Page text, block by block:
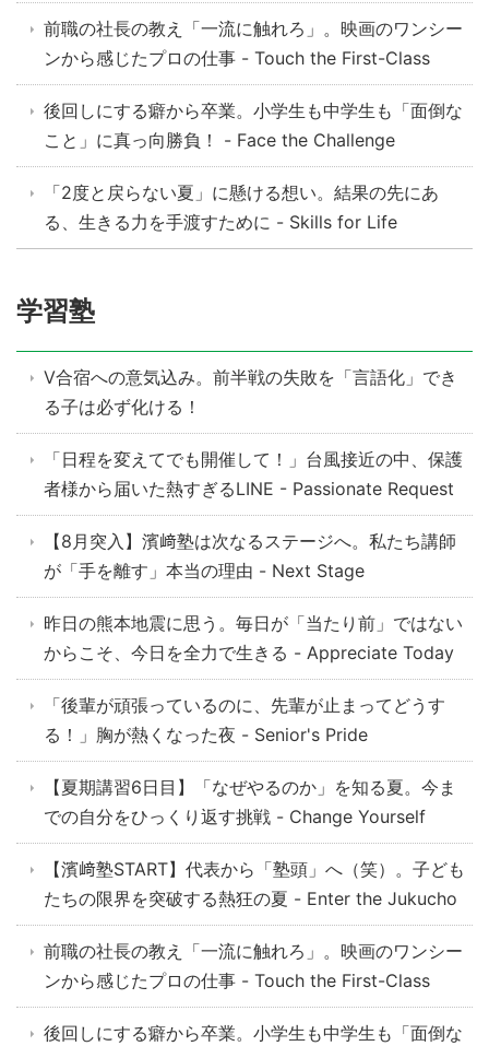
前職の社長の教え「一流に触れろ」。映画のワンシー
ンから感じたプロの仕事 - Touch the First-Class
後回しにする癖から卒業。小学生も中学生も「面倒な
こと」に真っ向勝負！ - Face the Challenge
「2度と戻らない夏」に懸ける想い。結果の先にあ
る、生きる力を手渡すために - Skills for Life
学習塾
V合宿への意気込み。前半戦の失敗を「言語化」でき
る子は必ず化ける！
「日程を変えてでも開催して！」台風接近の中、保護
者様から届いた熱すぎるLINE - Passionate Request
【8月突入】濱﨑塾は次なるステージへ。私たち講師
が「手を離す」本当の理由 - Next Stage
昨日の熊本地震に思う。毎日が「当たり前」ではない
からこそ、今日を全力で生きる - Appreciate Today
「後輩が頑張っているのに、先輩が止まってどうす
る！」胸が熱くなった夜 - Senior's Pride
【夏期講習6日目】「なぜやるのか」を知る夏。今ま
での自分をひっくり返す挑戦 - Change Yourself
【濱﨑塾START】代表から「塾頭」へ（笑）。子ども
たちの限界を突破する熱狂の夏 - Enter the Jukucho
前職の社長の教え「一流に触れろ」。映画のワンシー
ンから感じたプロの仕事 - Touch the First-Class
後回しにする癖から卒業。小学生も中学生も「面倒な